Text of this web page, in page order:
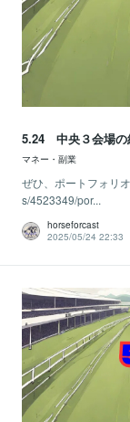
5.24 中央３会場
マネー・副業
ぜひ、ポートフォリ
s/4523349/por...
horseforcast
2025/05/24 22:33